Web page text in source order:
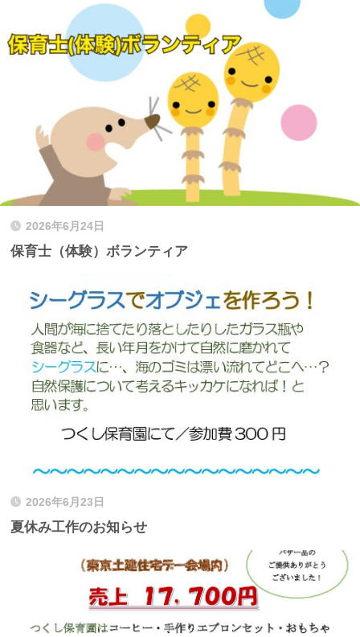
2026年6月24日
保育士（体験）ボランティア
2026年6月23日
夏休み工作のお知らせ